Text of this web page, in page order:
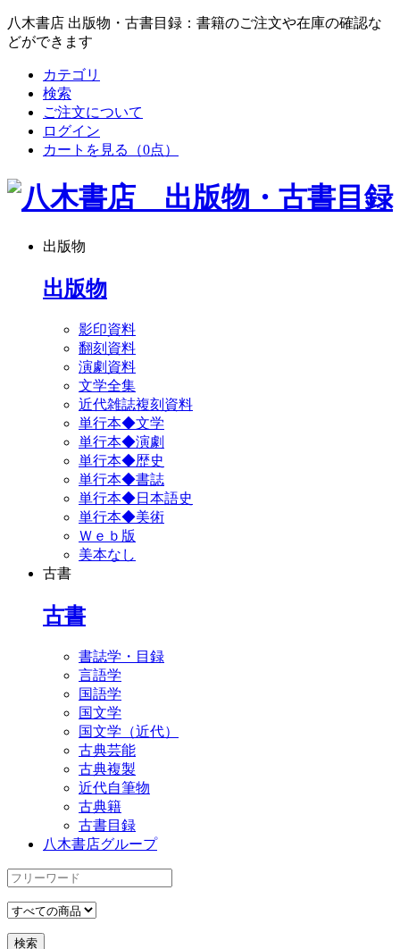
八木書店 出版物・古書目録：書籍のご注文や在庫の確認な
どができます
カテゴリ
検索
ご注文について
ログイン
カートを見る
（0点）
出版物
出版物
影印資料
翻刻資料
演劇資料
文学全集
近代雑誌複刻資料
単行本◆文学
単行本◆演劇
単行本◆歴史
単行本◆書誌
単行本◆日本語史
単行本◆美術
Ｗｅｂ版
美本なし
古書
古書
書誌学・目録
言語学
国語学
国文学
国文学（近代）
古典芸能
古典複製
近代自筆物
古典籍
古書目録
八木書店グループ